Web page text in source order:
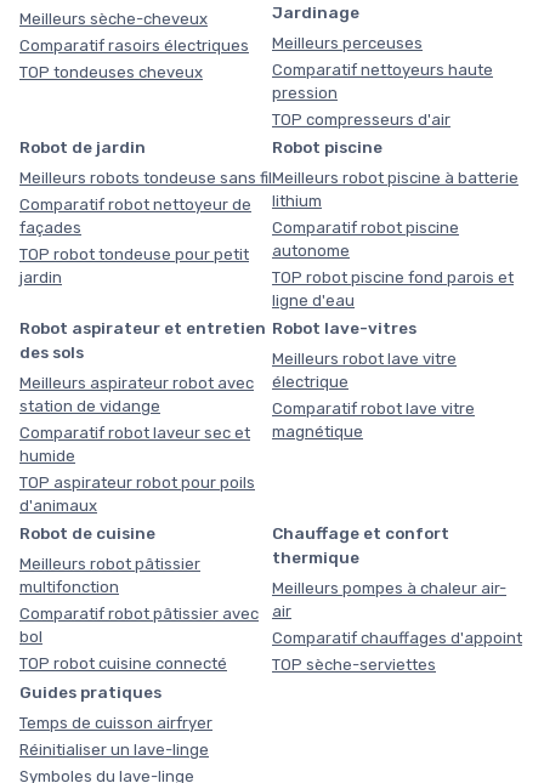
Meilleurs sèche-cheveux
Comparatif rasoirs électriques
TOP tondeuses cheveux
Jardinage
Meilleurs perceuses
Comparatif nettoyeurs haute
pression
TOP compresseurs d'air
Robot de jardin
Meilleurs robots tondeuse sans fil
Comparatif robot nettoyeur de
façades
TOP robot tondeuse pour petit
jardin
Robot piscine
Meilleurs robot piscine à batterie
lithium
Comparatif robot piscine
autonome
TOP robot piscine fond parois et
ligne d'eau
Robot aspirateur et entretien
des sols
Meilleurs aspirateur robot avec
station de vidange
Comparatif robot laveur sec et
humide
TOP aspirateur robot pour poils
d'animaux
Robot lave-vitres
Meilleurs robot lave vitre
électrique
Comparatif robot lave vitre
magnétique
Robot de cuisine
Meilleurs robot pâtissier
multifonction
Comparatif robot pâtissier avec
bol
TOP robot cuisine connecté
Chauffage et confort
thermique
Meilleurs pompes à chaleur air-
air
Comparatif chauffages d'appoint
TOP sèche-serviettes
Guides pratiques
Temps de cuisson airfryer
Réinitialiser un lave-linge
Symboles du lave-linge